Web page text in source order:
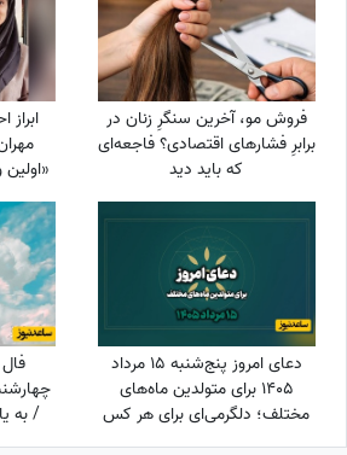
فروش مو، آخرین سنگرِ زنان در
برابرِ فشارهای اقتصادی؟ فاجعه‌ای
که باید دید
دعای امروز پنج‌شنبه 15 مرداد
1405 برای متولدین ماه‌های
مختلف؛ دلگرمی‌ای برای هر کس
که در آرزوها و نیازهای زندگی
/ به
بخت